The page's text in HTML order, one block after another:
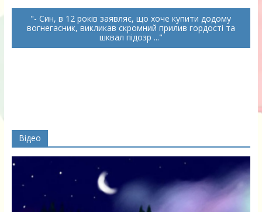
- Син, в 12 років заявляє, що хоче купити додому
вогнегасник, викликав скромний прилив гордості та
шквал підозр ...
Відео